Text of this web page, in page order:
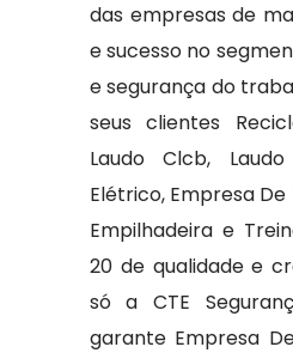
das empresas de
e sucesso no
e segurança do
seus clientes
Laudo Clcb,
Elétrico, Empresa
Empilhadeira e
20 de qualidade e
só a CTE
garante Empresa